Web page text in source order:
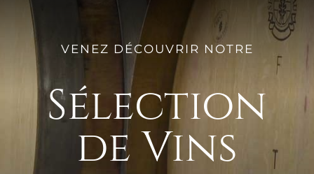
VENEZ DÉCOUVRIR NOTRE
Sélection
de Vins